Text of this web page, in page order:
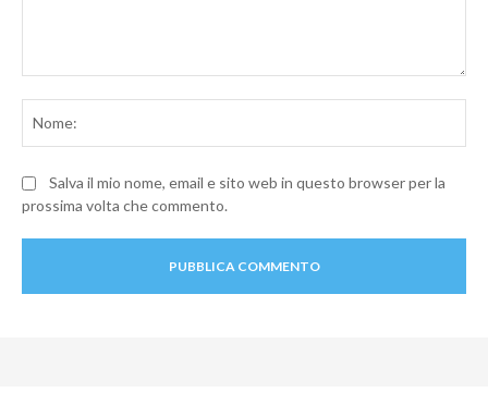
Salva il mio nome, email e sito web in questo browser per la
prossima volta che commento.